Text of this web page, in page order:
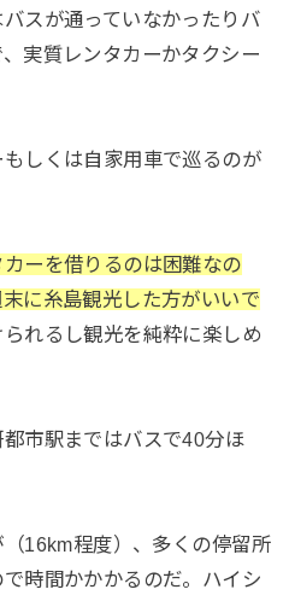
スが通っていなかったりバ
実質レンタカーかタクシー
しくは自家用車で巡るのが
ーを借りるのは困難なの
に糸島観光した方がいいで
れるし観光を純粋に楽しめ
市駅まではバスで40分ほ
16km程度）、多くの停留所
時間かかかるのだ。ハイシ